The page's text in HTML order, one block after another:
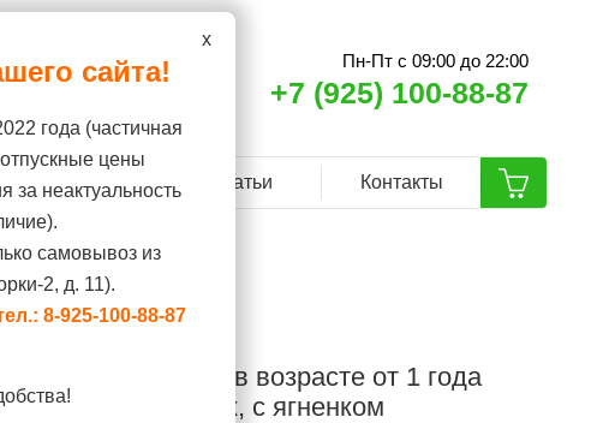
Пн-Пт с 09:00 до 22:00
+7 (925) 100-88-87
Бренды Статьи Контакты
взрослых кошек в возрасте от 1 года
кошек, с ягненком
сайта!
года (частичная
цены
за неактуальность
самовывоз из
2, д. 11).
8-925-100-88-87
x